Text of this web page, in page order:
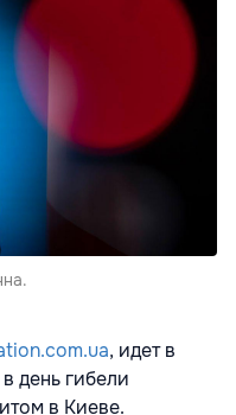
, идет в
день гибели
в Киеве.